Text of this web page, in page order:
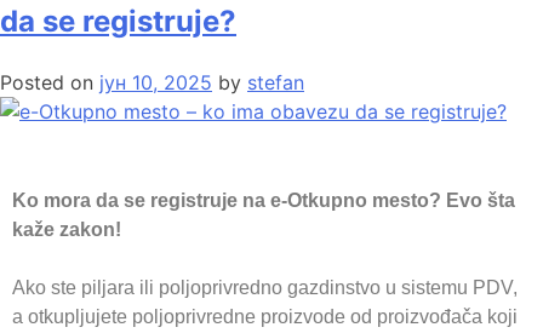
da se registruje?
Posted on јун 10, 2025 by stefan
Ko mora da se registruje na e-Otkupno mesto? Evo šta
kaže zakon!
Ako ste piljara ili poljoprivredno gazdinstvo u sistemu PDV,
a otkupljujete poljoprivredne proizvode od proizvođača koji